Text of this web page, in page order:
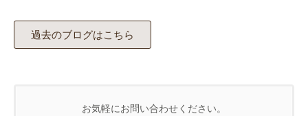
過去のブログはこちら
お気軽にお問い合わせください。